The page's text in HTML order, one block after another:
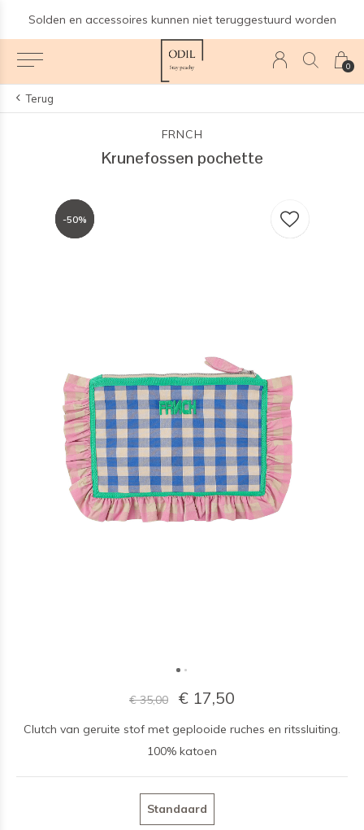
0
Solden en accessoires kunnen niet teruggestuurd worden
Terug
FRNCH
Krunefossen pochette
-50%
-50%
-50%
€ 35,00 € 17,50
Clutch van geruite stof met geplooide ruches en ritssluiting.
100% katoen
Standaard